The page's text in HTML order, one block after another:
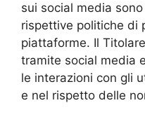
sui social media
rispettive politiche di
piattaforme. Il
tramite social media
le interazioni con gli
e nel rispetto delle